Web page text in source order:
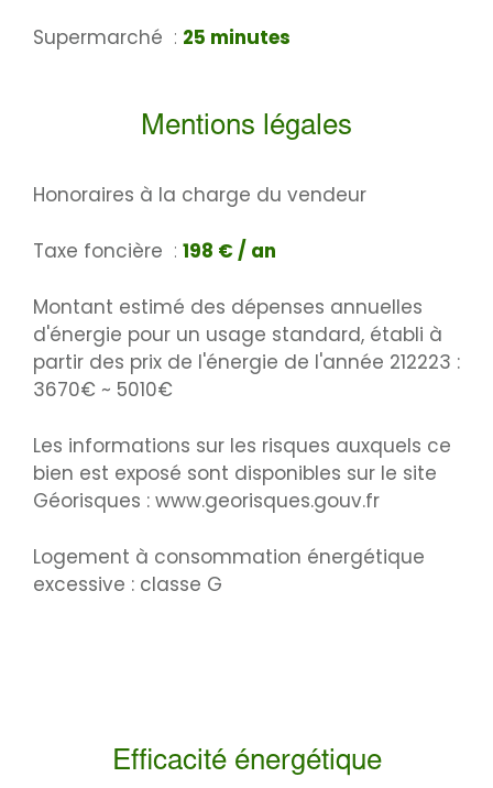
Supermarché 25 minutes
Mentions légales
Honoraires à la charge du vendeur
Taxe foncière 198 € / an
Montant estimé des dépenses annuelles
d'énergie pour un usage standard, établi à
partir des prix de l'énergie de l'année 212223 :
3670€ ~ 5010€
Les informations sur les risques auxquels ce
bien est exposé sont disponibles sur le site
Géorisques : www.georisques.gouv.fr
Logement à consommation énergétique
excessive : classe G
Efficacité énergétique